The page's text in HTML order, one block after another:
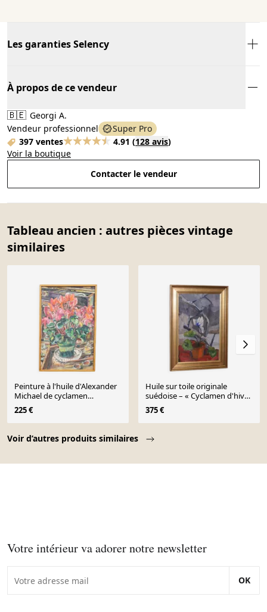
Les garanties Selency
À propos de ce vendeur
🇧🇪 Georgi A.
Vendeur professionnel
Super Pro
397 ventes
4.91 (128 avis)
Voir la boutique
Contacter le vendeur
Tableau ancien : autres pièces vintage
similaires
Voir d’autres produits similaires
Peinture à l'huile d'Alexander
Michael de cyclamen
(Alpenveilchen), 1978
225 €
Huile sur toile originale
suédoise – « Cyclamen d'hiver
» par Majken Bergvin (1922–
2012) – 1965 – vintage et
encadrée – 62 × 43 cm
375 €
Votre intérieur va adorer notre newsletter
OK